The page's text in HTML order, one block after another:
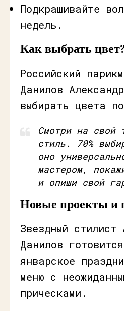
Подкрашивайте
недель.
Как выбрать
Российский
Данилов
выбирать цвета
Смотри на свой
стиль. 70%
оно
мастером,
и опиши свой
Новые проекты и
Звездный стилист
Данилов
январское
меню с
прическами.